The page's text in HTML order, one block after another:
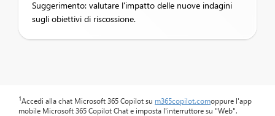
Suggerimento: valutare l'impatto delle nuove indagini
sugli obiettivi di riscossione.
1Accedi alla chat Microsoft 365 Copilot su m365copilot.comoppure l'app
mobile Microsoft 365 Copilot Chat e imposta l'interruttore su "Web".